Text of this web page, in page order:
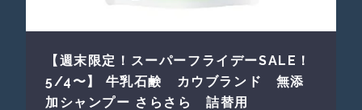
【週末限定！スーパーフライデーSALE！
5/4〜】 牛乳石鹸 カウブランド 無添
加シャンプー さらさら 詰替用